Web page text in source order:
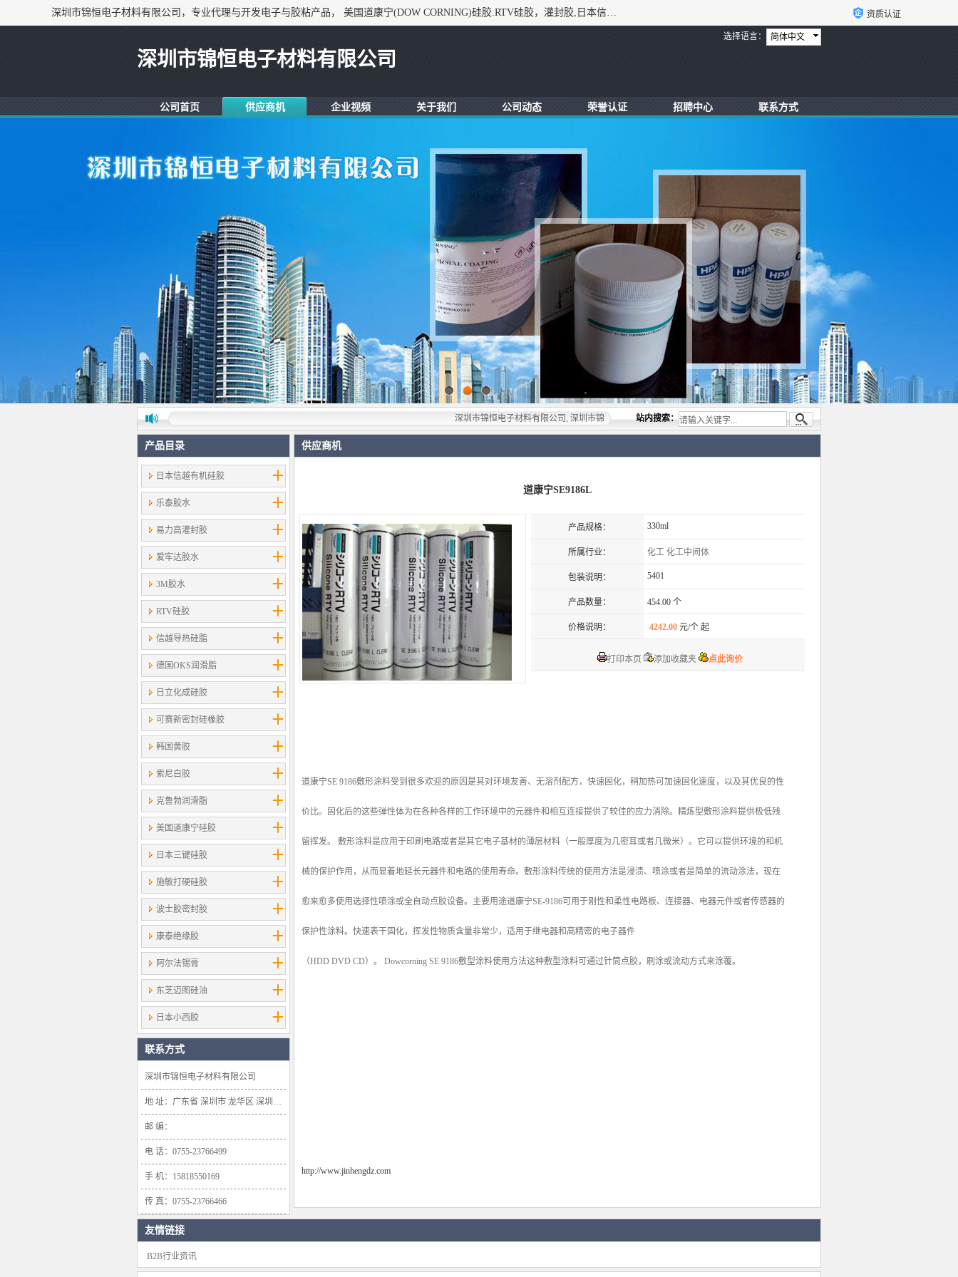
深圳市锦恒电子材料有限公司，专业代理与开发电子与胶粘产品， 美国道康宁(DOW CORNING)硅胶.RTV硅胶，灌封胶,日本信越(ShinEtsu)， 美国通用/东芝(GE/Toshiba)，美国HUMISEAL防潮绝缘胶， 日本小西(KONISHI)胶粘剂，3M,三键，乐泰，日本施敏打硬(CEMEDINE)硅胶，等众多进口品牌. 资质认证
简体中文
选择语言：
深圳市锦恒电子材料有限公司
公司首页 供应商机 企业视频 关于我们 公司动态 荣誉认证 招聘中心 联系方式
深圳市锦恒电子材料有限公司, 深圳市锦恒电子材料有限公司，专业代理与开发电子与胶粘产品， 美国道康宁(DOW CORNING)硅胶
站内搜索：
产品目录
日本信越有机硅胶
乐泰胶水
易力高灌封胶
爱牢达胶水
3M胶水
RTV硅胶
信越导热硅脂
德国OKS润滑脂
日立化成硅胶
可赛新密封硅橡胶
韩国黄胶
索尼白胶
克鲁勃润滑脂
美国道康宁硅胶
日本三键硅胶
施敏打硬硅胶
波士胶密封胶
康泰绝缘胶
阿尔法锡膏
东芝迈图硅油
日本小西胶
联系方式
深圳市锦恒电子材料有限公司
地 址：广东省 深圳市 龙华区 深圳市龙华新区大浪办事处浪口社区华盛路134号雍景轩商业大厦1638号
邮 编：
电 话：0755-23766499
手 机：15818550169
传 真：0755-23766466
供应商机
道康宁SE9186L
产品规格： 330ml
所属行业： 化工 化工中间体
包装说明： 5401
产品数量： 454.00 个
价格说明： 4242.00 元/个 起
打印本页 添加收藏夹 点此询价
道康宁SE 9186敷形涂料受到很多欢迎的原因是其对环境友善、无溶剂配方，快速固化，稍加热可加速固化速度，以及其优良的性
价比。固化后的这些弹性体为在各种各样的工作环境中的元器件和相互连接提供了较佳的应力消除。精炼型敷形涂料提供极低残
留挥发。 敷形涂料是应用于印刷电路或者是其它电子基材的薄层材料（一般厚度为几密耳或者几微米）。它可以提供环境的和机
械的保护作用，从而显着地延长元器件和电路的使用寿命。敷形涂料传统的使用方法是浸渍、喷涂或者是简单的流动涂法，现在
愈来愈多使用选择性喷涂或全自动点胶设备。主要用途道康宁SE-9186可用于刚性和柔性电路板、连接器、电器元件或者传感器的
保护性涂料。快速表干固化，挥发性物质含量非常少，适用于继电器和高精密的电子器件
（HDD DVD CD）。 Dowcorning SE 9186敷型涂料使用方法这种敷型涂料可通过针筒点胶，刷涂或流动方式来涂覆。
http://www.jinhengdz.com
友情链接
B2B行业资讯